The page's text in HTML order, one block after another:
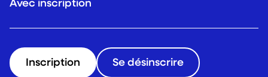
Avec inscription
Inscription Se désinscrire